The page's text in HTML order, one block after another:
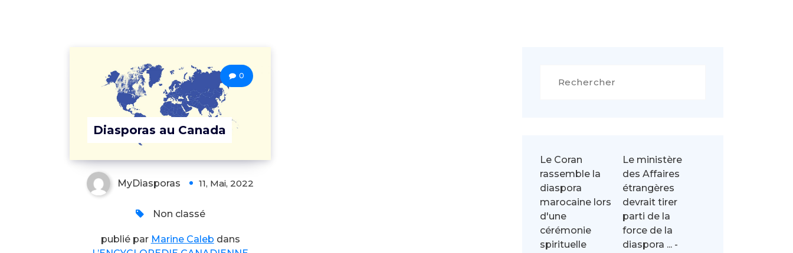
Diasporas au Canada
0
MyDiasporas 11, Mai, 2022
Non classé
publié par Marine Caleb dans
Le Coran
rassemble la
diaspora
marocaine lors
d'une
cérémonie
spirituelle
Le ministère
des Affaires
étrangères
devrait tirer
parti de la
force de la
diaspora ... -